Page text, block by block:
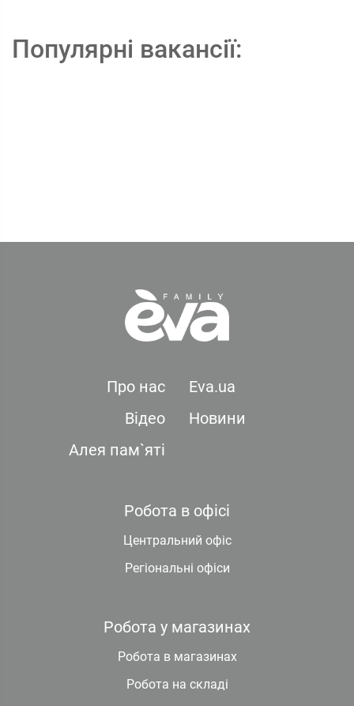
Популярні вакансії:
Про нас
Eva.ua
Відео
Новини
Алея пам`яті
Робота в офісі
Центральний офіс
Регіональні офіси
Робота у магазинах
Робота в магазинах
Робота на складі